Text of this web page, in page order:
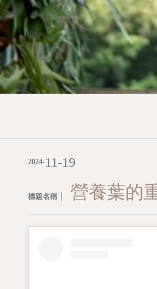
2024-11-19
標題名稱 │ 營養葉的